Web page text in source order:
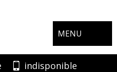
MENU
indisponible